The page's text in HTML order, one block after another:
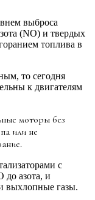
выброса
(NO) и твердых
топлива в
то сегодня
к двигателям
моторы без
или не
с
до азота, и
выхлопные газы.